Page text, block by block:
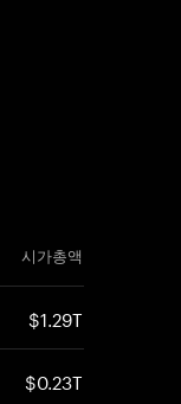
시가총액
$1.29T
$0.23T